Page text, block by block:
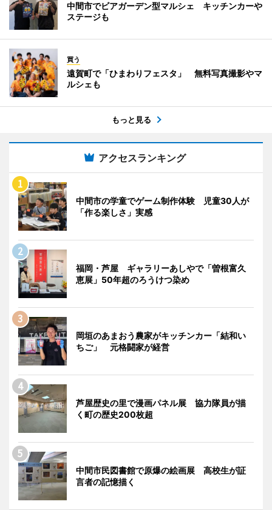
中間市でビアガーデン型マルシェ キッチンカーや
ステージも
買う
遠賀町で「ひまわりフェスタ」 無料写真撮影やマ
ルシェも
もっと見る
アクセスランキング
中間市の学童でゲーム制作体験 児童30人が
「作る楽しさ」実感
福岡・芦屋 ギャラリーあしやで「曽根富久
恵展」50年超のろうけつ染め
岡垣のあまおう農家がキッチンカー「結和い
ちご」 元格闘家が経営
芦屋歴史の里で漫画パネル展 協力隊員が描
く町の歴史200枚超
中間市民図書館で原爆の絵画展 高校生が証
言者の記憶描く